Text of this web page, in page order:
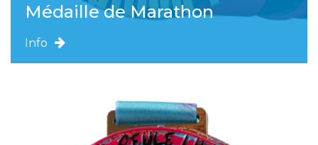
Médaille de Marathon
Info